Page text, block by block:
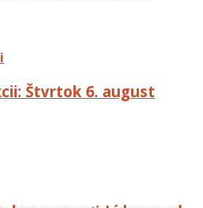
Štvrtok 6. august